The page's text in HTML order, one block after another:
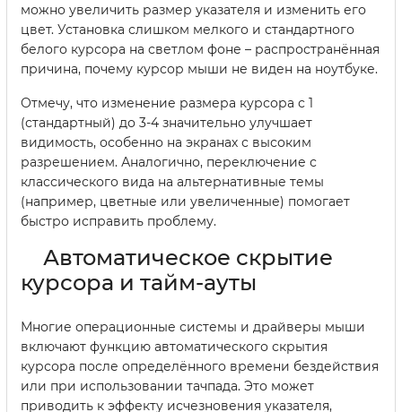
можно увеличить размер указателя и изменить его
цвет. Установка слишком мелкого и стандартного
белого курсора на светлом фоне – распространённая
причина, почему курсор мыши не виден на ноутбуке.
Отмечу, что изменение размера курсора с 1
(стандартный) до 3-4 значительно улучшает
видимость, особенно на экранах с высоким
разрешением. Аналогично, переключение с
классического вида на альтернативные темы
(например, цветные или увеличенные) помогает
быстро исправить проблему.
Автоматическое скрытие
курсора и тайм-ауты
Многие операционные системы и драйверы мыши
включают функцию автоматического скрытия
курсора после определённого времени бездействия
или при использовании тачпада. Это может
приводить к эффекту исчезновения указателя,